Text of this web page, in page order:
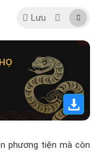
Lưu
phương tiện mà còn